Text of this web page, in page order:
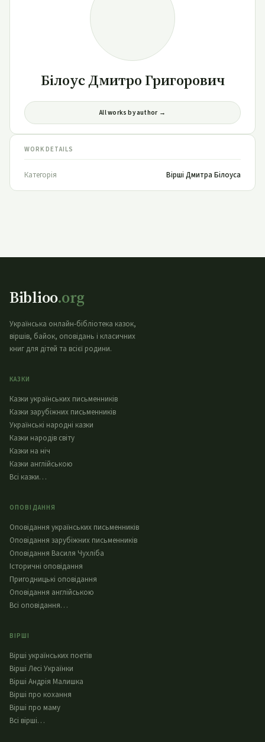
Білоус Дмитро Григорович
All works by author →
WORK DETAILS
Категорія Вірші Дмитра Білоуса
Biblioo.org
Українська онлайн-бібліотека казок,
віршів, байок, оповідань і класичних
книг для дітей та всієї родини.
КАЗКИ
Казки українських письменників
Казки зарубіжних письменників
Українські народні казки
Казки народів світу
Казки на ніч
Казки англійською
Всі казки…
ОПОВІДАННЯ
Оповідання українських письменників
Оповідання зарубіжних письменників
Оповідання Василя Чухліба
Історичні оповідання
Пригодницькі оповідання
Оповідання англійською
Всі оповідання…
ВІРШІ
Вірші українських поетів
Вірші Лесі Українки
Вірші Андрія Малишка
Вірші про кохання
Вірші про маму
Всі вірші…